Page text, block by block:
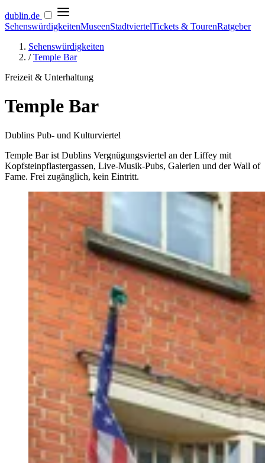
dublin.de
SehenswürdigkeitenMuseenStadtviertelTickets & TourenRatgeber
Sehenswürdigkeiten
/ Temple Bar
Freizeit & Unterhaltung
Temple Bar
Dublins Pub- und Kulturviertel
Temple Bar ist Dublins Vergnügungsviertel an der Liffey mit
Kopfsteinpflastergassen, Live-Musik-Pubs, Galerien und der Wall of
Fame. Frei zugänglich, kein Eintritt.